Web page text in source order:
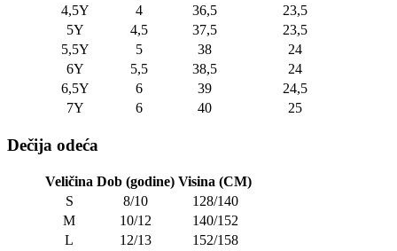
4,5Y
4 36,5
23,5
5Y
4,5 37,5
23,5
5,5Y
5 38
24
6Y
5,5 38,5
24
6,5Y
6 39
24,5
7Y
6 40 25
Dečija odeća
Veličina Dob (godine) Visina (CM)
S
8/10
128/140
M
10/12
140/152
L
12/13
152/158